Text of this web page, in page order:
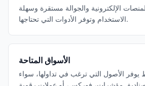
الإلكترونية والجوالة مستقرة وسهلة
الاستخدام وتوفر الأدوات التي تحتاجها.
الأسواق المتاحة
الأصول التي ترغب في تداولها، سواء